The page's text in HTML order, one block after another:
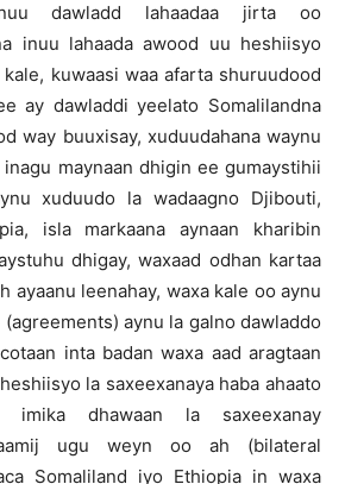
dawladd lahaadaa jirta oo
inuu lahaada awood uu heshiisyo
kuwaasi waa afarta shuruudood
ay dawladdi yeelato Somalilandna
way buuxisay, xuduudahana waynu
maynaan dhigin ee gumaystihii
xuduudo la wadaagno Djibouti,
isla markaana aynaan kharibin
dhigay, waxaad odhan kartaa
ayaanu leenahay, waxa kale oo aynu
aynu la galno dawladdo
inta badan waxa aad aragtaan
la saxeexanaya haba ahaato
dhawaan la saxeexanay
ugu weyn oo ah (bilateral
Somaliland iyo Ethiopia in waxa